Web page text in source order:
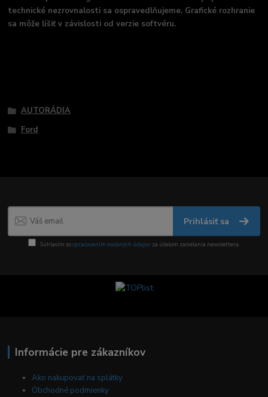
technické nezrovnalosti sa ospravedlňujeme. Grafické rozhranie
sa môže líšiť v závislosti od verzie softvéru.
AUTORÁDIA
Ford
Prihlásiť sa
Súhlasím sospracovaním osobných údajov za účelom zasielania newslettera.
Informácie pre zákazníkov
Ako nakupovať na splátky
Obchodné podmienky